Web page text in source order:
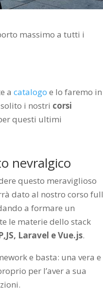
massimo a tutti i
acatalogo e lo faremo in
i nostri corsi
questi ultimi
nevralgico
questo meraviglioso
dato al nostro corso full
a formare un
le materie dello stack
Laravel e Vue.js.
e basta: una vera e
per l’aver a sua